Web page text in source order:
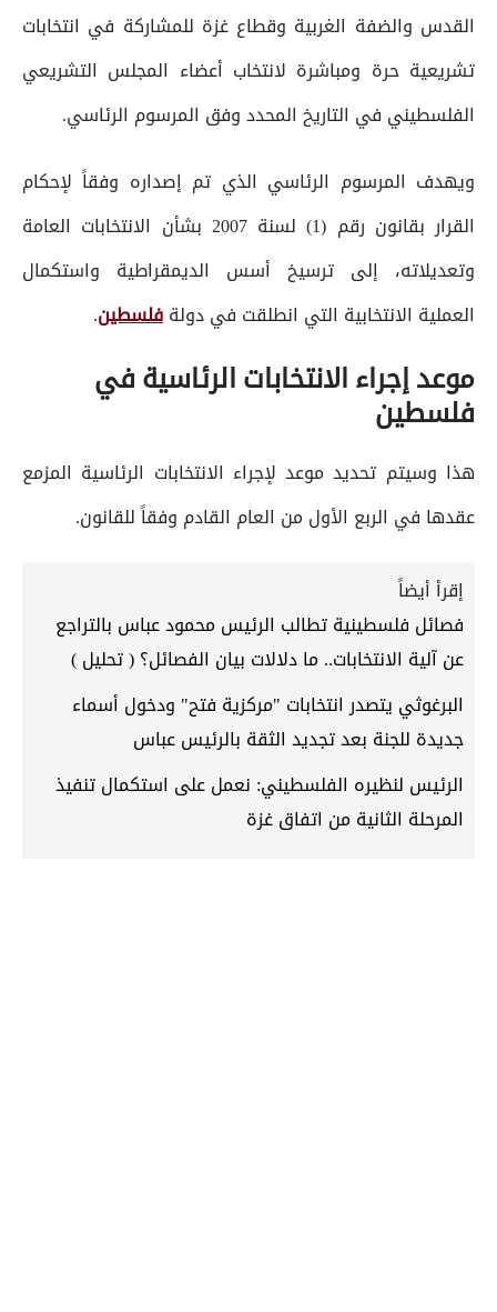
القدس والضفة الغربية وقطاع غزة للمشاركة في انتخابات
تشريعية حرة ومباشرة لانتخاب أعضاء المجلس التشريعي
الفلسطيني في التاريخ المحدد وفق المرسوم الرئاسي.
ويهدف المرسوم الرئاسي الذي تم إصداره وفقاً لإحكام
القرار بقانون رقم (1) لسنة 2007 بشأن الانتخابات العامة
وتعديلاته، إلى ترسيخ أسس الديمقراطية واستكمال
العملية الانتخابية التي انطلقت في دولةفلسطين.
موعد إجراء الانتخابات الرئاسية في
فلسطين
هذا وسيتم تحديد موعد لإجراء الانتخابات الرئاسية المزمع
عقدها في الربع الأول من العام القادم وفقاً للقانون.
إقرأ أيضاً
فصائل فلسطينية تطالب الرئيس محمود عباس بالتراجع
عن آلية الانتخابات.. ما دلالات بيان الفصائل؟ ( تحليل )
البرغوثي يتصدر انتخابات "مركزية فتح" ودخول أسماء
جديدة للجنة بعد تجديد الثقة بالرئيس عباس
الرئيس لنظيره الفلسطيني: نعمل على استكمال تنفيذ
المرحلة الثانية من اتفاق غزة